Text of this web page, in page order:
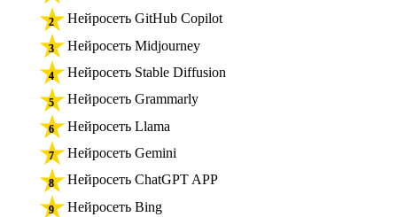
Нейросеть GitHub Copilot
Нейросеть Midjourney
Нейросеть Stable Diffusion
Нейросеть Grammarly
Нейросеть Llama
Нейросеть Gemini
Нейросеть ChatGPT APP
Нейросеть Bing